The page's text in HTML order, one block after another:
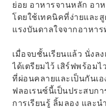
ย่อย อาหารจานหลัก อา
โดยใช้เทคนิคที่ง่ายและ
แรงบันดาลใจจากอาหา
เมื่อจบชั้นเรียนแล้ว นั่งล
ได้เตรียมไว้ เสิร์ฟพร้อม
ที่ผ่อนคลายและเป็นกันเ
ฟลอเรนซ์นี้เป็นประสบก
การเรียนรู้ ลิ้มลอง และ